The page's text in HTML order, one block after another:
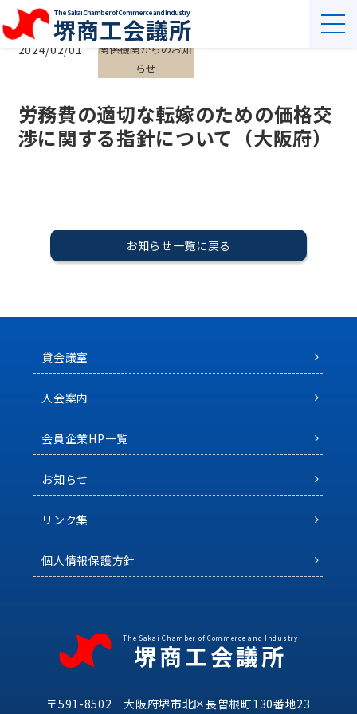
The Sakai Chamber of Commerce and Industry
堺商工会議所
2024/02/01
関係機関からのお知
らせ
労務費の適切な転嫁のための価格交
渉に関する指針について（大阪府）
お知らせ一覧に戻る
貸会議室
入会案内
会員企業HP一覧
お知らせ
リンク集
個人情報保護方針
The Sakai Chamber of Commerce and Industry
堺商工会議所
〒591-8502 大阪府堺市北区長曽根町130番地23